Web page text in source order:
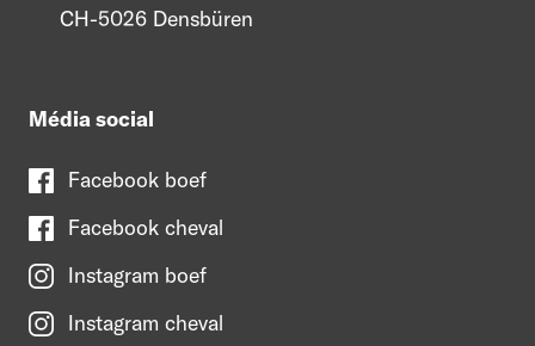
CH-5026 Densbüren
Média social
Facebook boef
Facebook cheval
Instagram boef
Instagram cheval